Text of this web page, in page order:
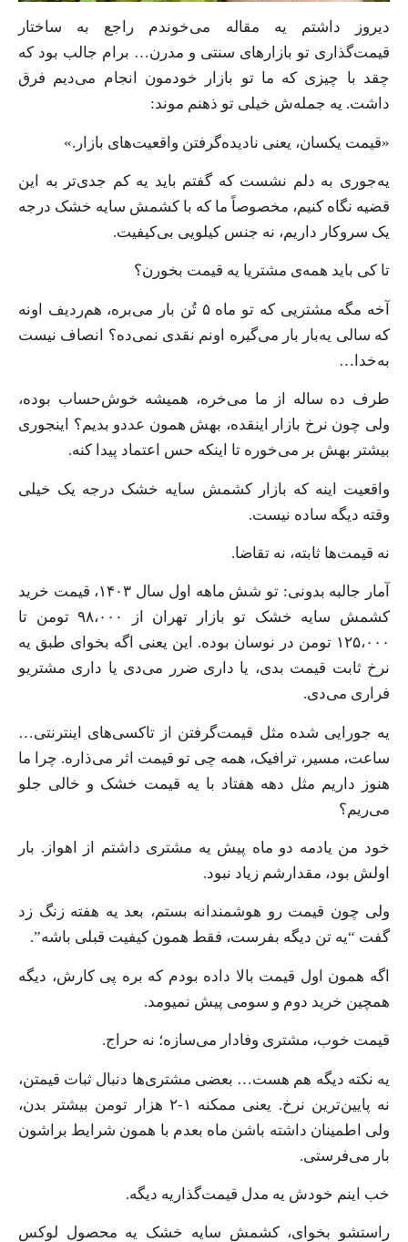
دیروز داشتم یه مقاله می‌خوندم راجع به ساختار
قیمت‌گذاری تو بازارهای سنتی و مدرن… برام جالب بود که
چقد با چیزی که ما تو بازار خودمون انجام می‌دیم فرق
داشت. یه جمله‌ش خیلی تو ذهنم موند:
«قیمت یکسان، یعنی نادیده‌گرفتن واقعیت‌های بازار.»
یه‌جوری به دلم نشست که گفتم باید یه کم جدی‌تر به این
قضیه نگاه کنیم، مخصوصاً ما که با کشمش سایه خشک درجه
یک سروکار داریم، نه جنس کیلویی بی‌کیفیت.
تا کی باید همه‌ی مشتریا یه قیمت بخورن؟
آخه مگه مشتریی که تو ماه ۵ تُن بار می‌بره، هم‌ردیف اونه
که سالی یه‌بار بار می‌گیره اونم نقدی نمی‌ده؟ انصاف نیست
به‌خدا…
طرف ده ساله از ما می‌خره، همیشه خوش‌حساب بوده،
ولی چون نرخ بازار اینقده، بهش همون عددو بدیم؟ اینجوری
بیشتر بهش بر می‌خوره تا اینکه حس اعتماد پیدا کنه.
واقعیت اینه که بازار کشمش سایه خشک درجه یک خیلی
وقته دیگه ساده نیست.
نه قیمت‌ها ثابته، نه تقاضا.
آمار جالبه بدونی: تو شش ماهه اول سال ۱۴۰۳، قیمت خرید
کشمش سایه خشک تو بازار تهران از ۹۸،۰۰۰ تومن تا
۱۲۵،۰۰۰ تومن در نوسان بوده. این یعنی اگه بخوای طبق یه
نرخ ثابت قیمت بدی، یا داری ضرر می‌دی یا داری مشتریو
فراری می‌دی.
یه جورایی شده مثل قیمت‌گرفتن از تاکسی‌های اینترنتی…
ساعت، مسیر، ترافیک، همه چی تو قیمت اثر می‌ذاره. چرا ما
هنوز داریم مثل دهه هفتاد با یه قیمت خشک و خالی جلو
می‌ریم؟
خود من یادمه دو ماه پیش یه مشتری داشتم از اهواز. بار
اولش بود، مقدارشم زیاد نبود.
ولی چون قیمت رو هوشمندانه بستم، بعد یه هفته زنگ زد
گفت “یه تن دیگه بفرست، فقط همون کیفیت قبلی باشه”.
اگه همون اول قیمت بالا داده بودم که بره پی کارش، دیگه
همچین خرید دوم و سومی پیش نمیومد.
قیمت خوب، مشتری وفادار می‌سازه؛ نه حراج.
یه نکته دیگه هم هست… بعضی مشتری‌ها دنبال ثبات قیمتن،
نه پایین‌ترین نرخ. یعنی ممکنه ۱-۲ هزار تومن بیشتر بدن،
ولی اطمینان داشته باشن ماه بعدم با همون شرایط براشون
بار می‌فرستی.
خب اینم خودش یه مدل قیمت‌گذاریه دیگه.
راستشو بخوای، کشمش سایه خشک یه محصول لوکس